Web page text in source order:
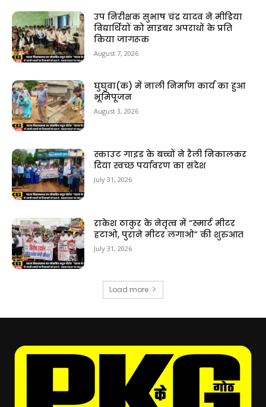
उप निरीक्षक सुभाष चंद्र यादव ने मीडिया
विद्यार्थियों को साइबर अपराधों के प्रति
किया जागरूक
August 7, 2026
घुघुवा(क) में नाली निर्माण कार्य का हुआ
भूमिपूजन
August 3, 2026
स्काउट गाइड के बच्चों ने रैली निकालकर
दिया स्वच्छ पर्यावरण का संदेश
July 31, 2026
राकेश ठाकुर के नेतृत्व में “स्मार्ट मीटर
हटाओ, पुराने मीटर लगाओ” की शुरुआत
July 31, 2026
Load more